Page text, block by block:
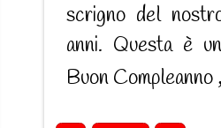
scrigno del
anni. Questa è
Buon Compleanno